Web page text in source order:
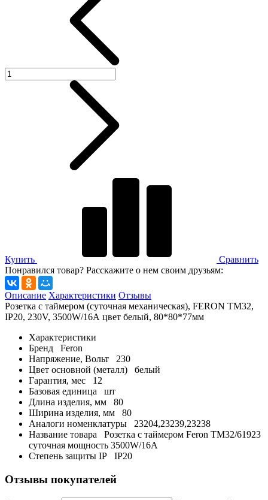
Купить
Сравнить
Понравился товар? Расскажите о нем своим друзьям:
Описание Характеристики Отзывы
Розетка с таймером (суточная механическая), FERON TM32,
IP20, 230V, 3500W/16А цвет белый, 80*80*77мм
Характеристики
Бренд
Feron
Напряжение, Вольт
230
Цвет основной (металл)
белый
Гарантия, мес
12
Базовая единица
шт
Длина изделия, мм
80
Ширина изделия, мм
80
Аналоги номенклатуры
23204,23239,23238
Название товара
Розетка с таймером Feron TM32/61923
суточная мощность 3500W/16A
Степень защиты IP
IP20
Отзывы покупателей